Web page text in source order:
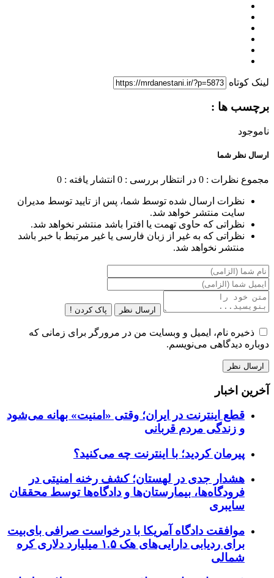
لینک کوتاه
برچسب ها :
ناموجود
ارسال نظر شما
مجموع نظرات : 0 در انتظار بررسی : 0 انتشار یافته : 0
نظرات ارسال شده توسط شما، پس از تایید توسط مدیران
سایت منتشر خواهد شد.
نظراتی که حاوی تهمت یا افترا باشد منتشر نخواهد شد.
نظراتی که به غیر از زبان فارسی یا غیر مرتبط با خبر باشد
منتشر نخواهد شد.
ارسال نظر پاک کردن !
ذخیره نام، ایمیل و وبسایت من در مرورگر برای زمانی که
دوباره دیدگاهی می‌نویسم.
آخرین اخبار
قطع اینترنت در ایران؛ وقتی «امنیت» بهانه می‌شود
و زندگی مردم قربانی
پیرمان کردید؛ با اینترنت چه می‌کنید؟
هشدار جدی در لهستان؛ کشف رخنه امنیتی در
فرودگاه‌ها، بیمارستان‌ها و دادگاه‌ها توسط محققان
سایبری
موافقت دادگاه آمریکا با درخواست صرافی بای‌بیت
برای ردیابی دارایی‌های هک ۱.۵ میلیارد دلاری کره
شمالی